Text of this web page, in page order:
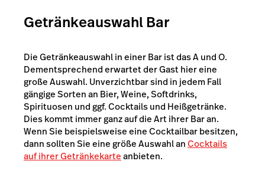
Getränkeauswahl Bar
Die Getränkeauswahl in einer Bar ist das A und O.
Dementsprechend erwartet der Gast hier eine
große Auswahl. Unverzichtbar sind in jedem Fall
gängige Sorten an Bier, Weine, Softdrinks,
Spirituosen und ggf. Cocktails und Heißgetränke.
Dies kommt immer ganz auf die Art ihrer Bar an.
Wenn Sie beispielsweise eine Cocktailbar besitzen,
dann sollten Sie eine größe Auswahl anCocktails
auf ihrer Getränkekarteanbieten.